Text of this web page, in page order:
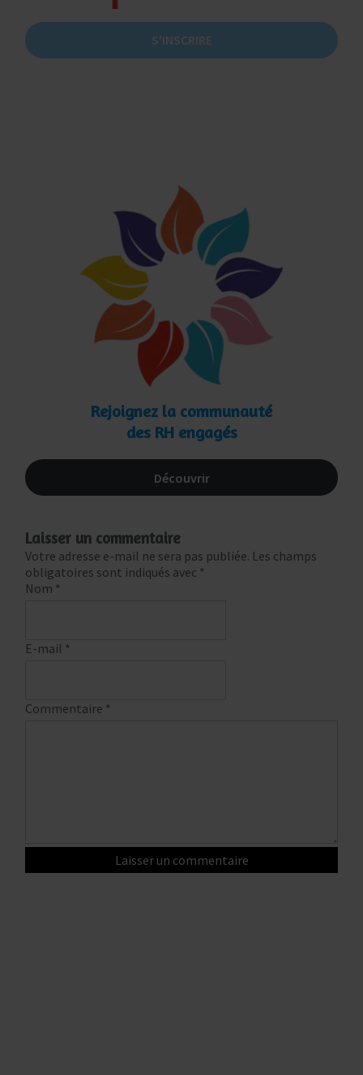
S'INSCRIRE
Rejoignez la communauté
des RH engagés
Découvrir
Laisser un commentaire
Votre adresse e-mail ne sera pas publiée. Les champs
obligatoires sont indiqués avec *
Commentaire *
Nom *
E-mail *